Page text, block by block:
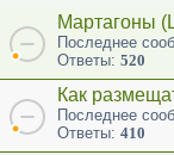
Мартагоны
Последнее
Ответы: 520
Как
Последнее
Ответы: 410